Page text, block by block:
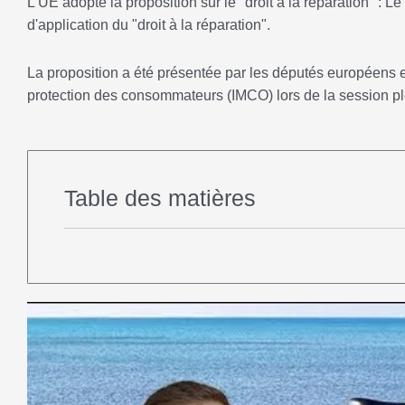
d'application du "droit à la réparation".
La proposition a été présentée par les députés
protection des consommateurs (IMCO) lors de la session
Table des matières